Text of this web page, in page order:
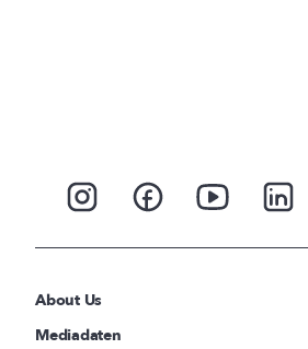
About Us
Mediadaten